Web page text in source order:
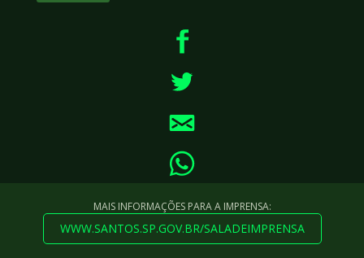
MAIS INFORMAÇÕES PARA A IMPRENSA:
WWW.SANTOS.SP.GOV.BR/SALADEIMPRENSA